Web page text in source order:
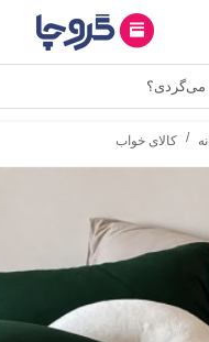
می‌گردی؟
/ کالای خواب